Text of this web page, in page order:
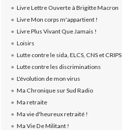
Livre Lettre Ouverte à Brigitte Macron
Livre Mon corps m'appartient !
Livre Plus Vivant Que Jamais !
Loisirs
Lutte contre le sida, ELCS, CNS et CRIPS
Lutte contre les discriminations
L'évolution de mon virus
Ma Chronique sur Sud Radio
Ma retraite
Ma vie d'heureux retraité !
Ma Vie De Militant !